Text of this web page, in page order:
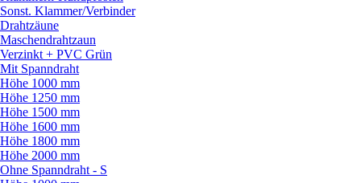
Sonst. Klammer/Verbinder
Drahtzäune
Maschendrahtzaun
Verzinkt + PVC Grün
Mit Spanndraht
Höhe 1000 mm
Höhe 1250 mm
Höhe 1500 mm
Höhe 1600 mm
Höhe 1800 mm
Höhe 2000 mm
Ohne Spanndraht - S